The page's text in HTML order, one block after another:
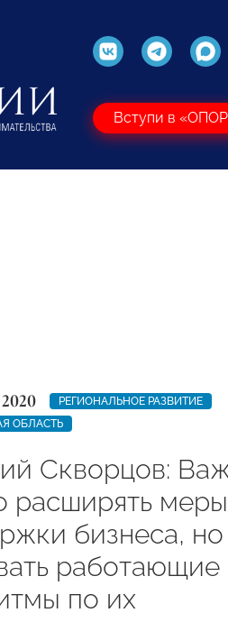
Вступи в
РЕГИОНАЛЬНОЕ РАЗВИТИЕ
ОБЛАСТЬ
Скворцов:
расширять меры
бизнеса,
работающие
по их